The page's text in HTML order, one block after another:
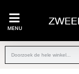
MENU